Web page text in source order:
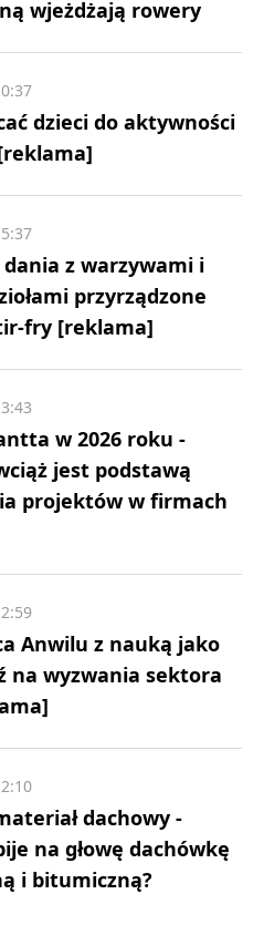
wjeżdżają rowery
dzieci do aktywności
z warzywami i
przyrządzone
fry [reklama]
w 2026 roku -
jest podstawą
projektów w firmach
Anwilu z nauką jako
na wyzwania sektora
dachowy -
na głowę dachówkę
i bitumiczną?